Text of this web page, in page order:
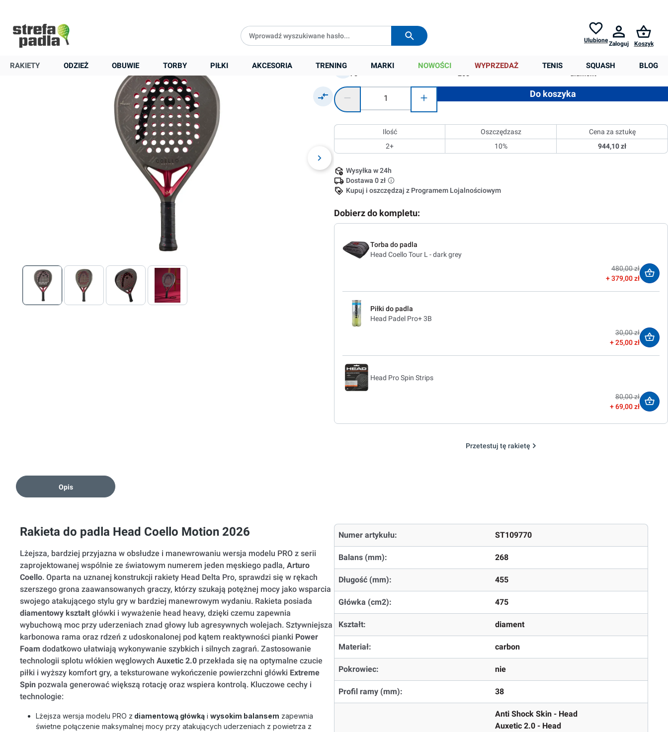
UlubioneZaloguj Koszyk
RAKIETY ODZIEŻ OBUWIE TORBY PIŁKI AKCESORIA TRENING MARKI NOWOŚCI WYPRZEDAŻ TENIS SQUASH BLOG
Rakieta do padla
Head Coello Motion 2026
1 049,00 zł
Cena sugerowana:1 500,00 zł
Balans (mm):
Główka (cm2):
Kształt:
Ilość produktu: Wprowadź żądaną ilość lub użyj przycisków, aby zwiększyć lub zmniejszyć
Do koszyka
Ilość Oszczędzasz
Cena za sztukę
2+
10% 944,10 zł
Wysyłka w 24h
Dostawa 0 zł
Kupuj i oszczędzaj z Programem Lojalnościowym
Dobierz do kompletu:
Torba do padla
Head Coello Tour L - dark grey
480,00 zł
379,00 zł
Piłki do padla
Head Padel Pro+ 3B
30,00 zł
25,00 zł
Head Pro Spin Strips
80,00 zł
69,00 zł
Przetestuj tę rakietę
Opis
Rakieta do padla Head Coello Motion 2026
Lżejsza, bardziej przyjazna w obsłudze i manewrowaniu wersja modelu PRO z serii
zaprojektowanej wspólnie ze światowym numerem jeden męskiego padla, Arturo
Coello. Oparta na uznanej konstrukcji rakiety Head Delta Pro, sprawdzi się w rękach
szerszego grona zaawansowanych graczy, którzy szukają potężnej mocy jako wsparcia
swojego atakującego stylu gry w bardziej manewrowym wydaniu. Rakieta posiada
diamentowy kształt główki i wyważenie head heavy, dzięki czemu zapewnia
wybuchową moc przy uderzeniach znad głowy lub agresywnych wolejach. Sztywniejsza
karbonowa rama oraz rdzeń z udoskonalonej pod kątem reaktywności pianki Power
Foam dodatkowo ułatwiają wykonywanie szybkich i silnych zagrań. Zastosowanie
technologii splotu włókien węglowych Auxetic 2.0 przekłada się na optymalne czucie
piłki i wyższy komfort gry, a teksturowane wykończenie powierzchni główki Extreme
Spin pozwala generować większą rotację oraz wspiera kontrolą. Kluczowe cechy i
technologie:
Lżejsza wersja modelu PRO z diamentową główką i wysokim balansem zapewnia
świetne połączenie maksymalnej mocy przy atakujących uderzeniach z powietrza z
Numer artykułu: ST109770
Balans (mm): 268
Długość (mm): 455
Główka (cm2): 475
Kształt: diament
Materiał: carbon
Pokrowiec: nie
Profil ramy (mm): 38
Anti Shock Skin - Head
Auxetic 2.0 - Head